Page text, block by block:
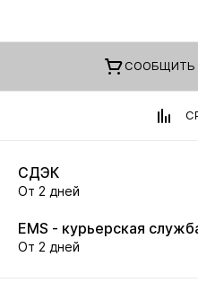
CООБЩИТЬ
СДЭК
От 2 дней
EMS - курьерская
От 2 дней